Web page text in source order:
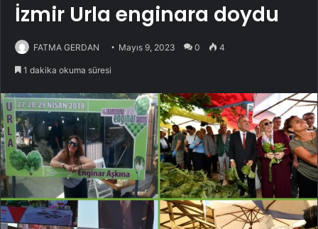
İzmir Urla enginara doydu
FATMA GERDAN Mayıs 9, 2023 0 4
1 dakika okuma süresi